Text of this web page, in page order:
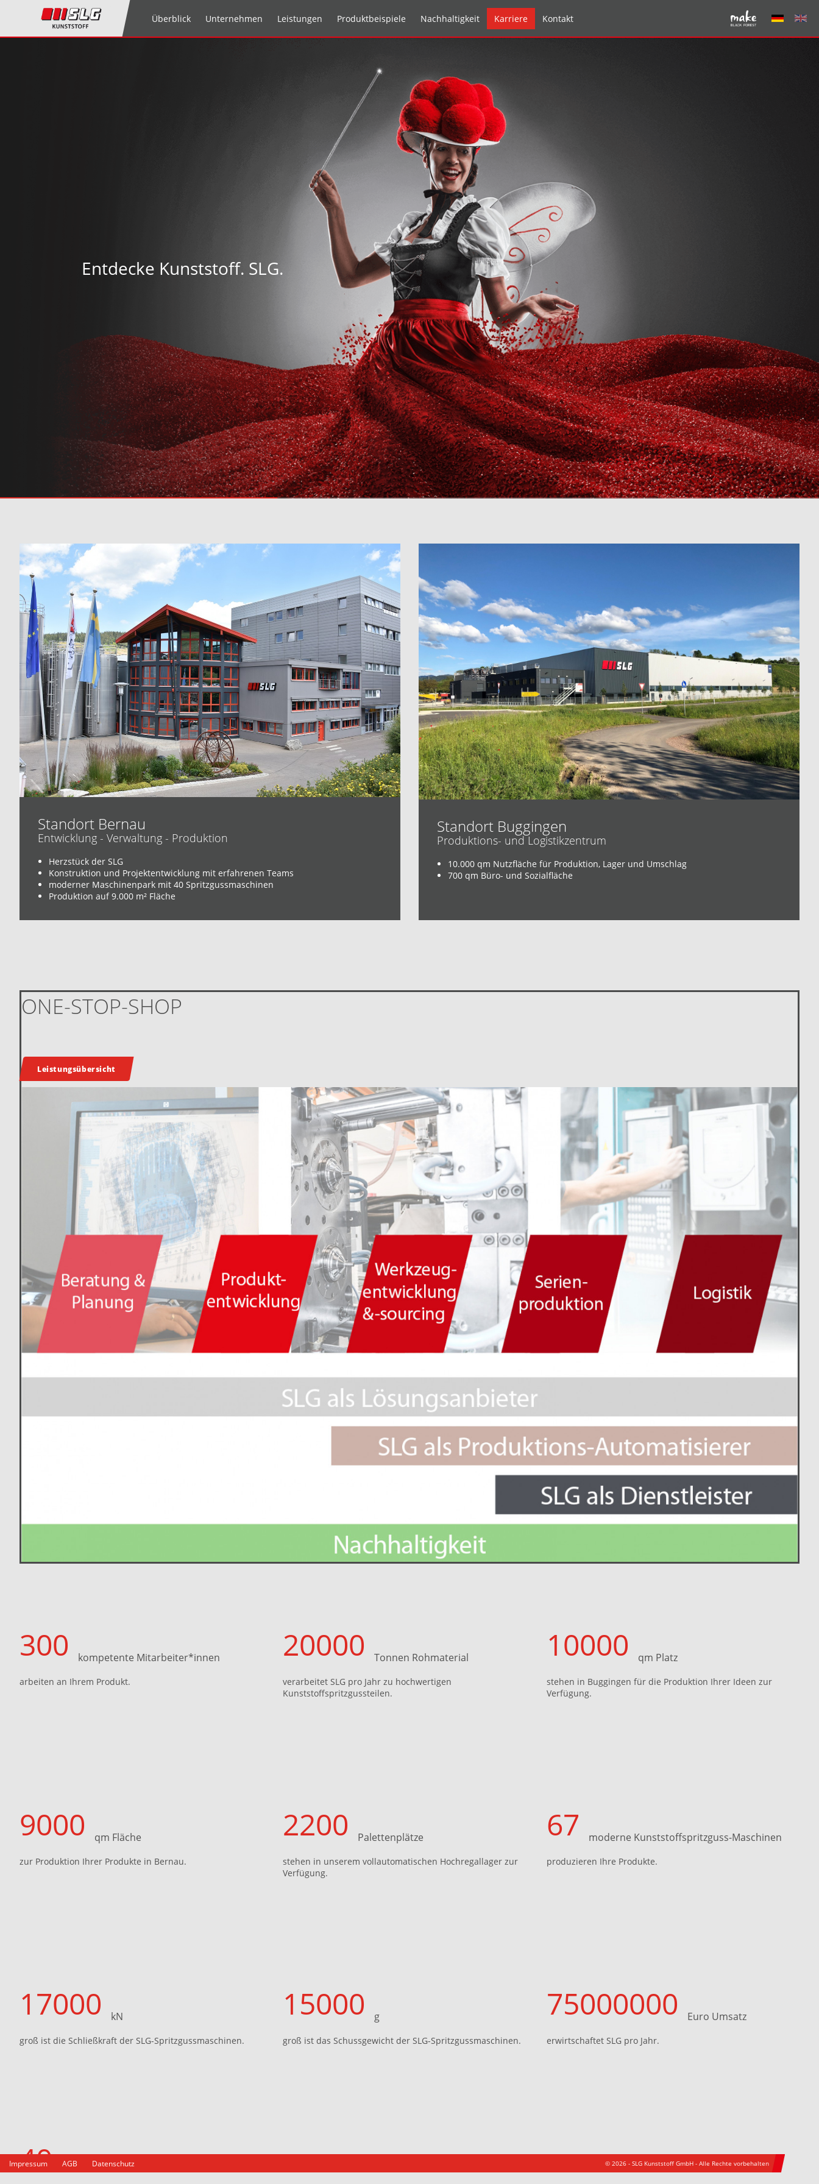
Überblick Unternehmen Leistungen Produktbeispiele Nachhaltigkeit Karriere Kontakt
Entdecke Kunststoff. SLG.
Standort Bernau
Entwicklung - Verwaltung - Produktion
Herzstück der SLG
Konstruktion und Projektentwicklung mit erfahrenen Teams
moderner Maschinenpark mit 40 Spritzgussmaschinen
Produktion auf 9.000 m² Fläche
Standort Buggingen
Produktions- und Logistikzentrum
10.000 qm Nutzfläche für Produktion, Lager und Umschlag
700 qm Büro- und Sozialfläche
ONE-STOP-SHOP
Leistungsübersicht
300 kompetente Mitarbeiter*innen
arbeiten an Ihrem Produkt.
20000 Tonnen Rohmaterial
verarbeitet SLG pro Jahr zu hochwertigen
Kunststoffspritzgussteilen.
10000 qm Platz
stehen in Buggingen für die Produktion Ihrer Ideen zur
Verfügung.
9000 qm Fläche
zur Produktion Ihrer Produkte in Bernau.
2200 Palettenplätze
stehen in unserem vollautomatischen Hochregallager zur
Verfügung.
67 moderne Kunststoffspritzguss-Maschinen
produzieren Ihre Produkte.
17000 kN
groß ist die Schließkraft der SLG-Spritzgussmaschinen.
15000 g
groß ist das Schussgewicht der SLG-Spritzgussmaschinen.
75000000 Euro Umsatz
erwirtschaftet SLG pro Jahr.
40 %
Impressum AGB Datenschutz © 2026 - SLG Kunststoff GmbH - Alle Rechte vorbehalten